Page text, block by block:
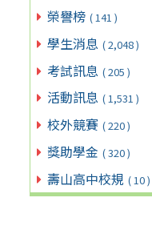
榮譽榜 ( 141 )
學生消息 ( 2,048 )
考試訊息 ( 205 )
活動訊息 ( 1,531 )
校外競賽 ( 220 )
獎助學金 ( 320 )
壽山高中校規 ( 10 )